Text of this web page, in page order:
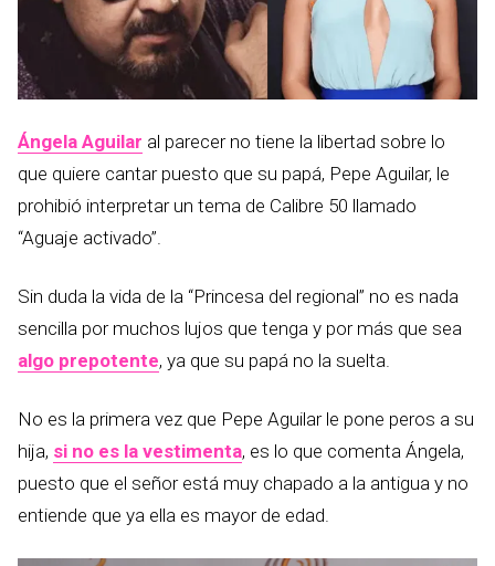
Ángela Aguilar al parecer no tiene la libertad sobre lo
que quiere cantar puesto que su papá, Pepe Aguilar, le
prohibió interpretar un tema de Calibre 50 llamado
“Aguaje activado”.
Sin duda la vida de la “Princesa del regional” no es nada
sencilla por muchos lujos que tenga y por más que sea
algo prepotente, ya que su papá no la suelta.
No es la primera vez que Pepe Aguilar le pone peros a su
hija, si no es la vestimenta, es lo que comenta Ángela,
puesto que el señor está muy chapado a la antigua y no
entiende que ya ella es mayor de edad.